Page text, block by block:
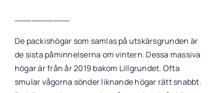
De packishögar som samlas på utskärsgrunden är
de sista påminnelserna om vintern. Dessa massiva
högar är från år 2019 bakom Lillgrundet. Ofta
smular vågorna sönder liknande högar rätt snabbt.